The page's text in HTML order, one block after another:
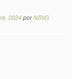
2024 porNSVG